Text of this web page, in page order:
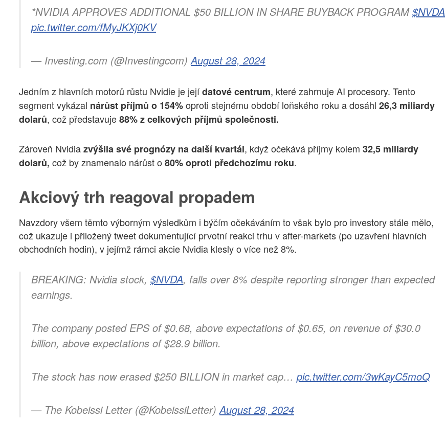
*NVIDIA APPROVES ADDITIONAL $50 BILLION IN SHARE BUYBACK PROGRAM$NVDA
pic.twitter.com/fMyJKXj0KV
— Investing.com (@Investingcom)August 28, 2024
Jedním z hlavních motorů růstu Nvidie je jejídatové centrum, které zahrnuje AI procesory. Tento
segment vykázal nárůst příjmů o 154%oproti stejnému období loňského roku a dosáhl 26,3 miliardy
dolarů, což představuje88% z celkových příjmů společnosti.
Zároveň Nvidiazvýšila své prognózy na další kvartál, když očekává příjmy kolem 32,5 miliardy
dolarů, což by znamenalo nárůst o 80% oproti předchozímu roku.
Akciový trh reagoval propadem
Navzdory všem těmto výborným výsledkům i býčím očekáváním to však bylo pro investory stále mělo,
což ukazuje i přiložený tweet dokumentující prvotní reakci trhu v after-markets (po uzavření hlavních
obchodních hodin), v jejímž rámci akcie Nvidia klesly o více než 8%.
BREAKING: Nvidia stock, $NVDA, falls over 8% despite reporting stronger than expected
earnings.
The company posted EPS of $0.68, above expectations of $0.65, on revenue of $30.0
billion, above expectations of $28.9 billion.
The stock has now erased $250 BILLION in market cap… pic.twitter.com/3wKayC5moQ
— The Kobeissi Letter (@KobeissiLetter) August 28, 2024